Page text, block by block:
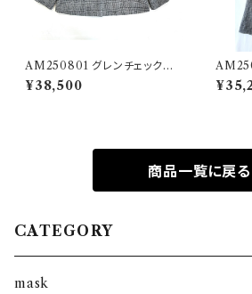
AM250801 グレンチェックウ
ールのリバーシブル
¥38,500
ールの
商品一覧に戻る
CATEGORY
mask